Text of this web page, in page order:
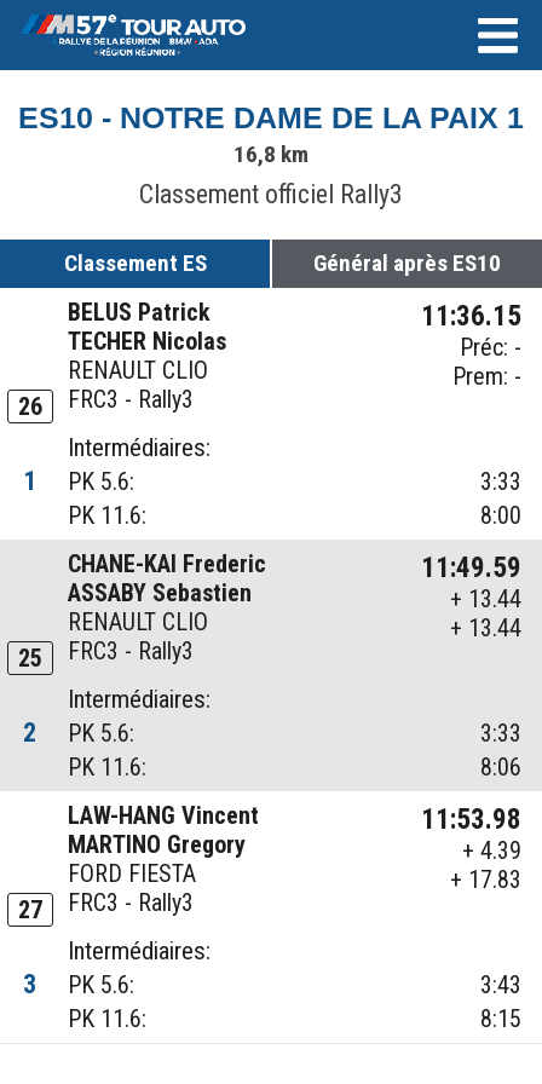
ES10 - NOTRE DAME DE LA PAIX 1
16,8 km
Classement officiel Rally3
Classement ES Général après ES10
26
BELUS Patrick
TECHER Nicolas
RENAULT CLIO
FRC3 - Rally3
11:36.15
Préc: -
Prem: -
1
Intermédiaires:
PK 5.6:
3:33
PK 11.6:
8:00
25
CHANE-KAI Frederic
ASSABY Sebastien
RENAULT CLIO
FRC3 - Rally3
11:49.59
+ 13.44
+ 13.44
2
Intermédiaires:
PK 5.6:
3:33
PK 11.6:
8:06
27
LAW-HANG Vincent
MARTINO Gregory
FORD FIESTA
FRC3 - Rally3
11:53.98
+ 4.39
+ 17.83
3
Intermédiaires:
PK 5.6:
3:43
PK 11.6:
8:15